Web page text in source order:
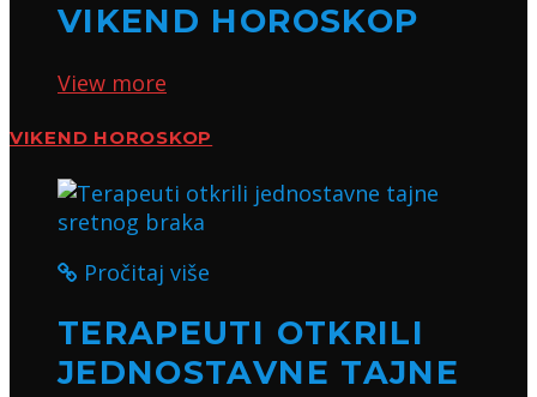
VIKEND HOROSKOP
View more
VIKEND HOROSKOP
Pročitaj više
TERAPEUTI OTKRILI
JEDNOSTAVNE TAJNE